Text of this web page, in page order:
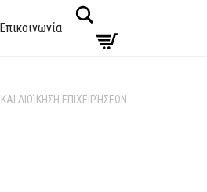
Επικοινωνία
ΔΙΟΊΚΗΣΗ ΕΠΙΧΕΙΡΉΣΕΩΝ